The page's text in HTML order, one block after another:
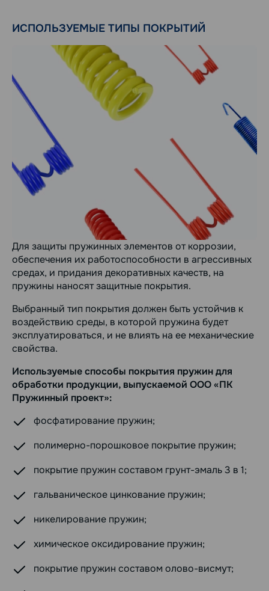
ИСПОЛЬЗУЕМЫЕ ТИПЫ ПОКРЫТИЙ
Для защиты пружинных элементов от коррозии,
обеспечения их работоспособности в агрессивных
средах, и придания декоративных качеств, на
пружины наносят защитные покрытия.
Выбранный тип покрытия должен быть устойчив к
воздействию среды, в которой пружина будет
эксплуатироваться, и не влиять на ее механические
свойства.
Используемые способы покрытия пружин для
обработки продукции, выпускаемой ООО «ПК
Пружинный проект»:
фосфатирование пружин;
полимерно-порошковое покрытие пружин;
покрытие пружин составом грунт-эмаль 3 в 1;
гальваническое цинкование пружин;
никелирование пружин;
химическое оксидирование пружин;
покрытие пружин составом олово-висмут;